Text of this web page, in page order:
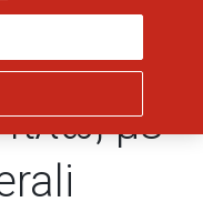
πλω, με